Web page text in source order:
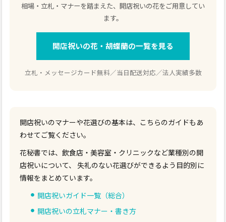
相場・立札・マナーを踏まえた、開店祝いの花をご用意してい
ます。
開店祝いの花・胡蝶蘭の一覧を見る
立札・メッセージカード無料／当日配送対応／法人実績多数
開店祝いのマナーや花選びの基本は、こちらのガイドもあ
わせてご覧ください。
花秘書では、飲食店・美容室・クリニックなど業種別の開
店祝いについて、 失礼のない花選びができるよう目的別に
情報をまとめています。
開店祝いガイド一覧（総合）
開店祝いの立札マナー・書き方